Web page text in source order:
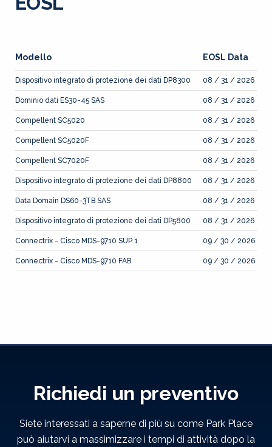
Modello EOSL Data
Dispositivo integrato di protezione dei dati DP8300 08 / 31 / 2026
Dominio dati ES30-45 SAS 08 / 31 / 2026
Compellent SC5020 08 / 31 / 2026
Compellent SC5020F 08 / 31 / 2026
Compellent SC7020F 08 / 31 / 2026
Dispositivo integrato di protezione dei dati DP8800 08 / 31 / 2026
Data Domain DS60-3TB SAS 08 / 31 / 2026
Dispositivo integrato di protezione dei dati DP5800 08 / 31 / 2026
Connectrix - Cisco MDS-9710 SUP 1 09 / 30 / 2026
Connectrix - Cisco MDS-9710 FAB 09 / 30 / 2026
Richiedi un preventivo
Siete interessati a saperne di più su come Park Place
può aiutarvi a massimizzare i tempi di attività dopo la